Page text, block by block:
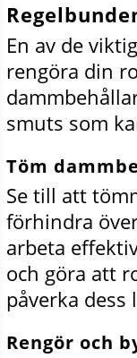
En av de
rengöra din
smuts som
Töm
Se till att
förhindra
arbeta
och göra att
påverka dess
Rengör och